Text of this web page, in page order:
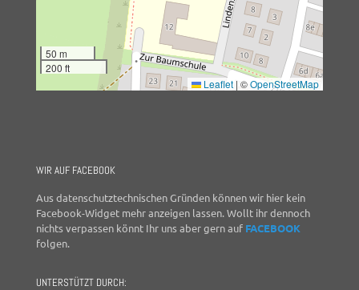
50 m
200 ft
Leaflet | ©OpenStreetMap
WIR AUF FACEBOOK
Aus datenschutztechnischen Gründen können wir hier kein
Facebook-Widget mehr anzeigen lassen. Wollt ihr dennoch
nichts verpassen könnt Ihr uns aber gern auf FACEBOOK
folgen.
UNTERSTÜTZT DURCH: